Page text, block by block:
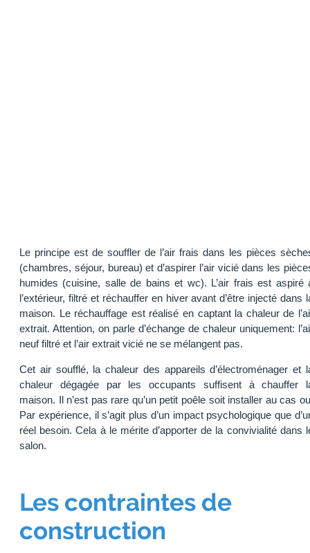
Le principe est de souffler de l’air frais dans les pièces
(chambres, séjour, bureau) et d’aspirer l’air vicié dans les
humides (cuisine, salle de bains et wc). L’air frais est aspiré
l’extérieur, filtré et réchauffer en hiver avant d’être injecté dans
maison. Le réchauffage est réalisé en captant la chaleur de
extrait. Attention, on parle d’échange de chaleur uniquement:
neuf filtré et l’air extrait vicié ne se mélangent pas.
Cet air soufflé, la chaleur des appareils d’électroménager et
chaleur dégagée par les occupants suffisent à chauffer
maison. Il n’est pas rare qu’un petit poêle soit installer au cas
Par expérience, il s’agit plus d’un impact psychologique que
réel besoin. Cela à le mérite d’apporter de la convivialité dans
salon.
Les contraintes de
construction